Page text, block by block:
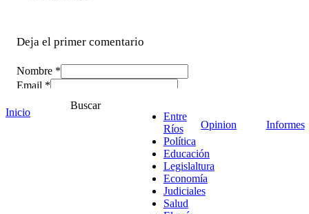
Deja el primer comentario
Nombre *
Email *
*
Inicio
Buscar
Entre
Ríos
Política
Educación
Legislaltura
Economía
Judiciales
Salud
Opinion Informes